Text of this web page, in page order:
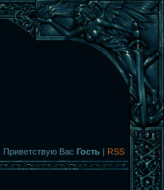
Приветствую Вас Гость | RSS